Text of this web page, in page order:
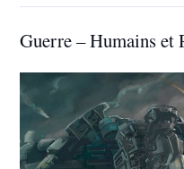
Guerre – Humains et